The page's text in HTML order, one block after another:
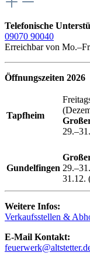
Telefonische
09070 90040
Erreichbar von
Öffnungszeiten 2026
Tapfheim
Gundelfingen
31.12.
Weitere Infos:
Verkaufsstellen &
E-Mail Kontakt: